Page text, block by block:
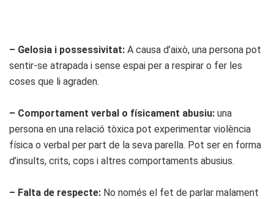
– Gelosia i possessivitat: A causa d’això, una persona pot
sentir-se atrapada i sense espai per a respirar o fer les
coses que li agraden.
– Comportament verbal o físicament abusiu: una
persona en una relació tòxica pot experimentar violència
física o verbal per part de la seva parella. Pot ser en forma
d’insults, crits, cops i altres comportaments abusius.
– Falta de respecte: No només el fet de parlar malament